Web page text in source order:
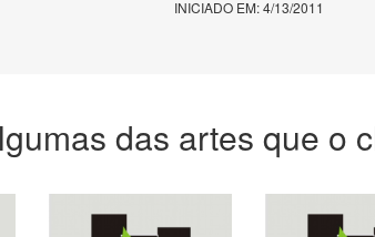
INICIADO EM: 4/13/2011
das artes que o